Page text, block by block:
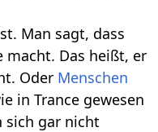
Man sagt, dass
macht. Das heißt, er
Oder Menschen
in Trance gewesen
sich gar nicht